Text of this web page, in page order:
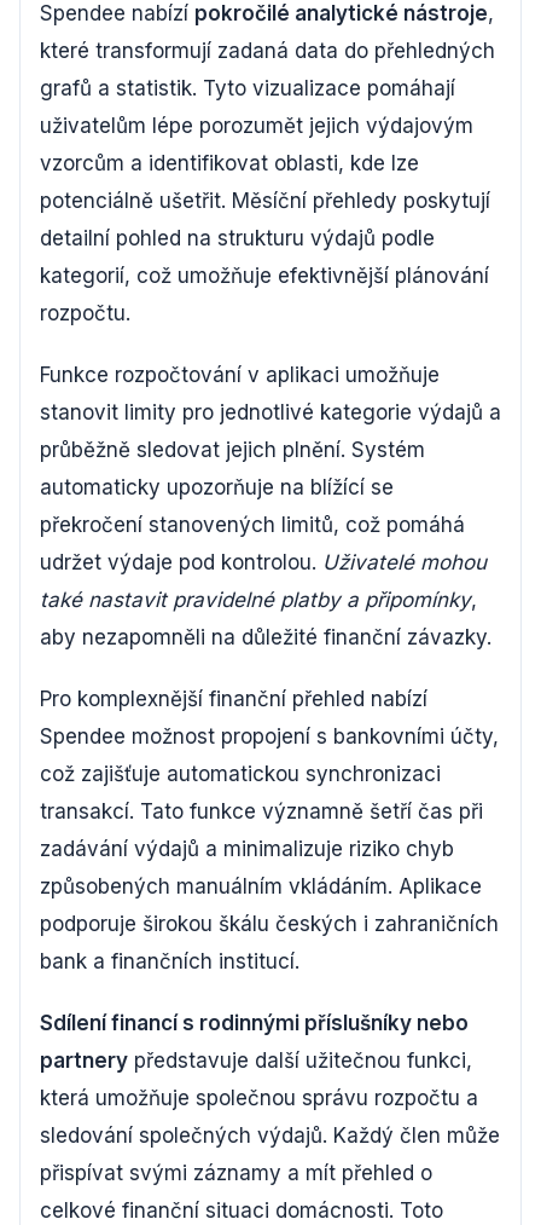
Spendee nabízí pokročilé analytické nástroje,
které transformují zadaná data do přehledných
grafů a statistik. Tyto vizualizace pomáhají
uživatelům lépe porozumět jejich výdajovým
vzorcům a identifikovat oblasti, kde lze
potenciálně ušetřit. Měsíční přehledy poskytují
detailní pohled na strukturu výdajů podle
kategorií, což umožňuje efektivnější plánování
rozpočtu.
Funkce rozpočtování v aplikaci umožňuje
stanovit limity pro jednotlivé kategorie výdajů a
průběžně sledovat jejich plnění. Systém
automaticky upozorňuje na blížící se
překročení stanovených limitů, což pomáhá
udržet výdaje pod kontrolou. Uživatelé mohou
také nastavit pravidelné platby a připomínky,
aby nezapomněli na důležité finanční závazky.
Pro komplexnější finanční přehled nabízí
Spendee možnost propojení s bankovními účty,
což zajišťuje automatickou synchronizaci
transakcí. Tato funkce významně šetří čas při
zadávání výdajů a minimalizuje riziko chyb
způsobených manuálním vkládáním. Aplikace
podporuje širokou škálu českých i zahraničních
bank a finančních institucí.
Sdílení financí s rodinnými příslušníky nebo
partnery představuje další užitečnou funkci,
která umožňuje společnou správu rozpočtu a
sledování společných výdajů. Každý člen může
přispívat svými záznamy a mít přehled o
celkové finanční situaci domácnosti. Toto